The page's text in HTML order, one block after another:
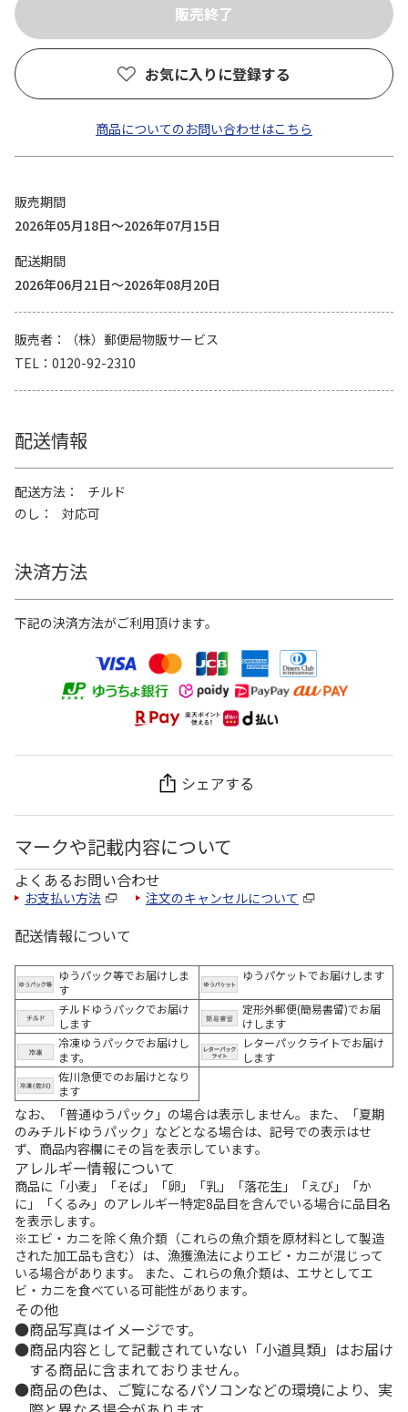
お気に入りに登録する
商品についてのお問い合わせはこちら
販売期間
2026年05月18日～2026年07月15日
配送期間
2026年06月21日～2026年08月20日
販売者
（株）郵便局物販サービス
TEL
0120-92-2310
配送情報
配送方法
チルド
のし
対応可
決済方法
下記の決済方法がご利用頂けます。
シェアする
マークや記載内容について
よくあるお問い合わせ
お支払い方法 注文のキャンセルについて
配送情報について
ゆうパック等でお届けしま
す
ゆうパケットでお届けします
チルドゆうパックでお届け
します
定形外郵便(簡易書留)でお届
けします
冷凍ゆうパックでお届けし
ます。
レターパックライトでお届け
します
佐川急便でのお届けとなり
ます
なお、「普通ゆうパック」の場合は表示しません。また、「夏期
のみチルドゆうパック」などとなる場合は、記号での表示はせ
ず、商品内容欄にその旨を表示しています。
アレルギー情報について
商品に「小麦」「そば」「卵」「乳」「落花生」「えび」「か
に」「くるみ」のアレルギー特定8品目を含んでいる場合に品目名
を表示します。
※エビ・カニを除く魚介類（これらの魚介類を原材料として製造
された加工品も含む）は、漁獲漁法によりエビ・カニが混じって
いる場合があります。 また、これらの魚介類は、エサとしてエ
ビ・カニを食べている可能性があります。
その他
商品写真はイメージです。
商品内容として記載されていない「小道具類」はお届け
する商品に含まれておりません。
商品の色は、ご覧になるパソコンなどの環境により、実